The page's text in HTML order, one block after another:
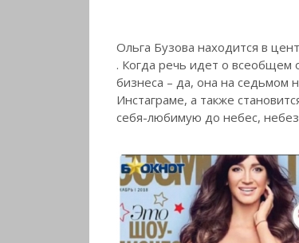
Ольга Бузова находится в
. Когда речь идет о всеобщем
бизнеса – да, она на седьмом
Инстаграме, а также
себя-любимую до небес,